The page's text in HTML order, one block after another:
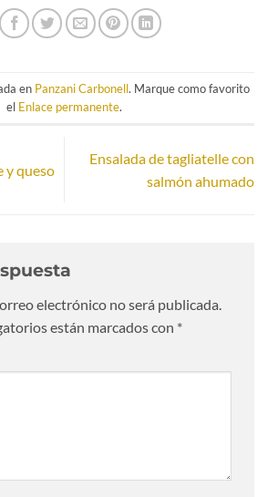
en Panzani Carbonell. Marque como favorito
el Enlace permanente.
y queso
Ensalada de tagliatelle con
salmón ahumado
electrónico no será publicada.
están marcados con *